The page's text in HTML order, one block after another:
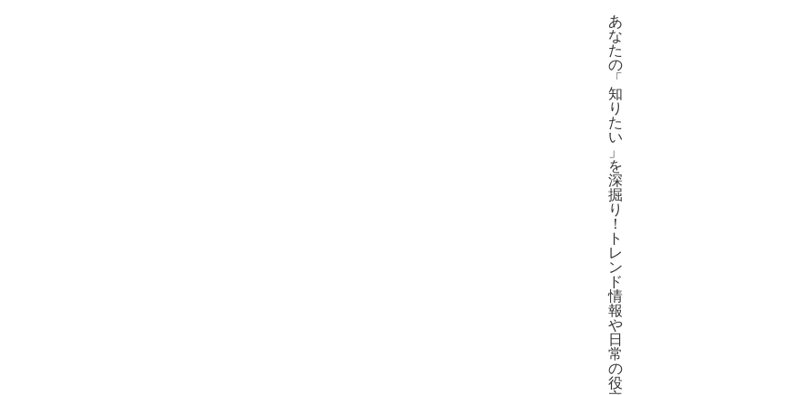
あ
な
た
の
「
知
り
た
い
」
を
深
掘
り
！
ト
レ
ン
ド
情
報
や
日
常
の
役